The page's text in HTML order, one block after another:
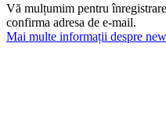
Vă mulțumim pentru
confirma adresa de e-mail.
Mai multe informații despre